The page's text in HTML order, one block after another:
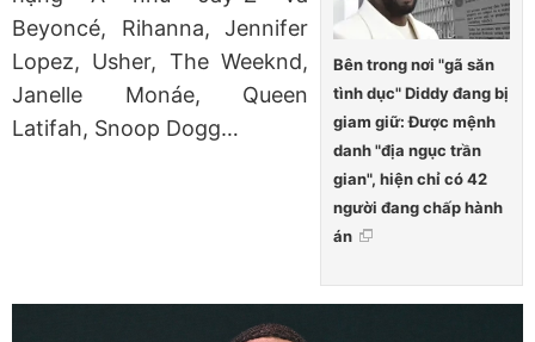
Bên trong nơi "gã săn
tình dục" Diddy đang bị
giam giữ: Được mệnh
danh "địa ngục trần
gian", hiện chỉ có 42
người đang chấp hành
án
Beyoncé, Rihanna, Jennifer
Lopez, Usher, The Weeknd,
Janelle Monáe, Queen
Latifah, Snoop Dogg…